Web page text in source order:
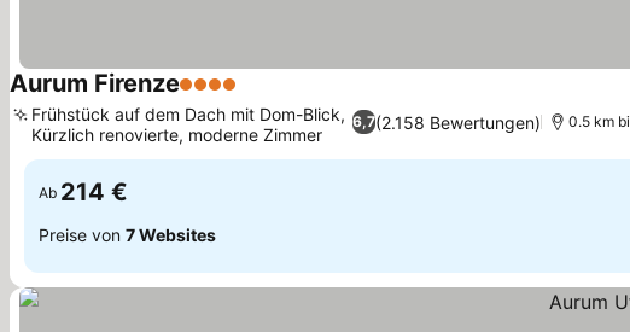
Aurum Firenze4 Sterne
6,7(2.158 Bewertungen)
Frühstück auf dem Dach mit Dom-Blick,
Kürzlich renovierte, moderne Zimmer
0.5 km
Ab 214 €
Preise von 7 Websites